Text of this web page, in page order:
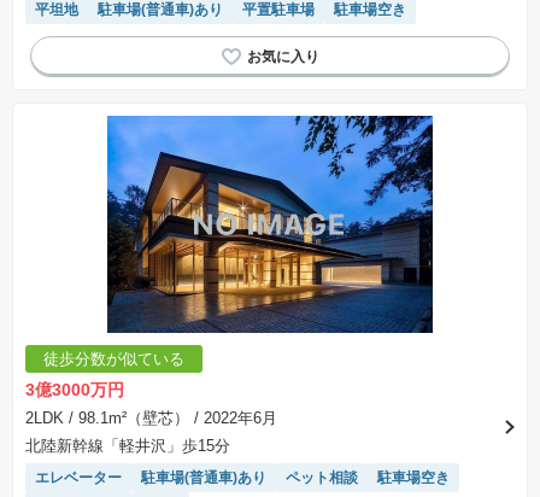
平坦地 駐車場(普通車)あり 平置駐車場 駐車場空き
徒歩分数が似ている
3億3000万円
2LDK / 98.1m²（壁芯）
/ 2022年6月
北陸新幹線「軽井沢」歩15分
エレベーター 駐車場(普通車)あり ペット相談
駐車場空き